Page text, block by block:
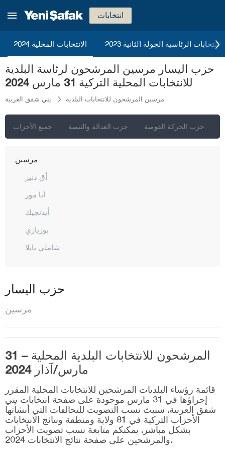
انتخابات
الانتخابات المحلية 2024 2023 الانتخابات الرئاسية الجولة الثانية
حزب اليسار مرسين المرشحون لرئاسة البلدية
للانتخابات المحلية التركية 31 مارس 2024
يني شفق العربية مرسين المرشحون للانتخابات البلدية
جميع الأحزاب حزب العدالة والتنمية حزب الحركة القومية
قرقلر ايلي
قرشهير
قوجه ايلي
قونيا
كوتاهيا
مالاطيا
ماردين
مرسين
أق دنير
أنا مور
أيدنجيك
بوزيازي
شاملي يايلا
غول نار
طرسوس
طوروسلار
يني شهير
موغلا
موش
نيفشهير
حزب اليسار
مرسين
المرشحون للانتخابات البلدية المحلية – 31
مارس/آذار 2024
قائمة رؤساء البلديات المرشحين للانتخابات المحلية المقرر
إجراؤها في 31 مارس موجودة على صفحة انتخابات يني
شفق العربية. سنبث نسب التصويت للتحالفات التي أنشأتها
الأحزاب التركية في 81 ولاية ومنطقة ونتائج الانتخابات
بشكل مباشر. يمكنكم متابعة نسب تصويت الأحزاب
والمرشحين على صفحة نتائج الانتخابات 2024.